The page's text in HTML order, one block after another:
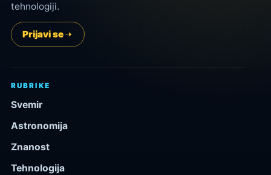
tehnologiji.
Prijavi se
RUBRIKE
Svemir
Astronomija
Znanost
Tehnologija